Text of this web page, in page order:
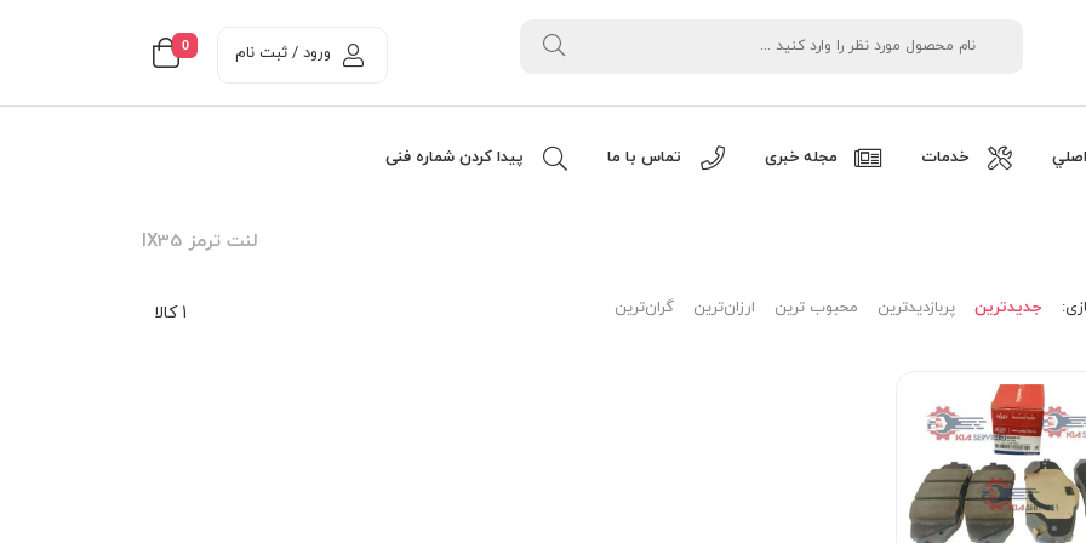
0 ورود / ثبت نام
خدمات مجله خبری تماس با ما پیدا کردن شماره فنی
لنت ترمز IX35
1 کالا جدیدترین پربازدیدترین محبوب ترین ارزان‌ترین گران‌ترین